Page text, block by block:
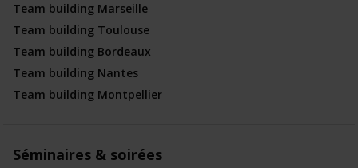
Team building Marseille
Team building Toulouse
Team building Bordeaux
Team building Nantes
Team building Montpellier
Séminaires & soirées